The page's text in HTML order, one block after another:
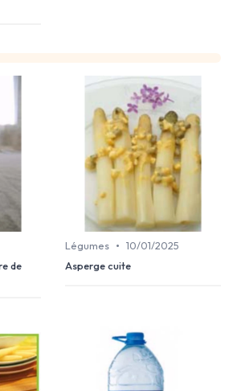
de
Légumes • 10/01/2025
Asperge cuite